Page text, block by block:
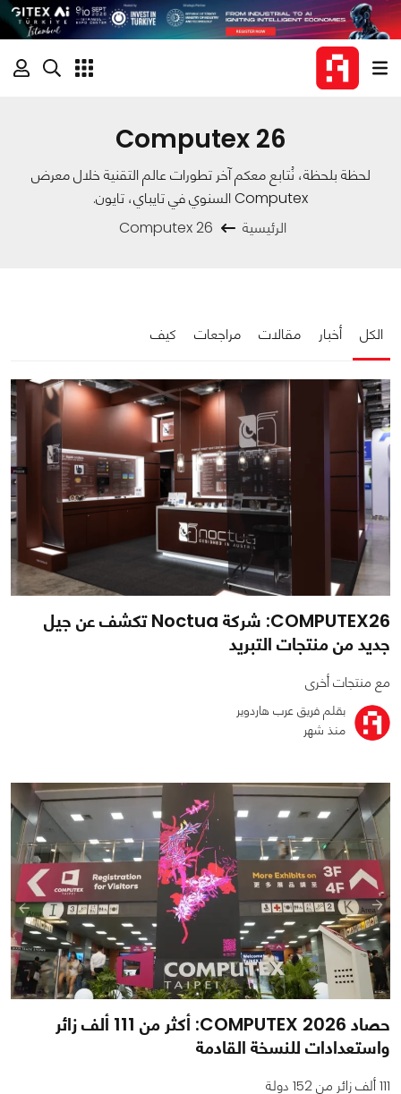
Computex 26
لحظة بلحظة، نُتابع معكم آخر تطورات عالم التقنية خلال معرض
Computex السنوي في تايباي، تايون.
الرئيسية
Computex 26
الكل أخبار مقالات مراجعات كيف
1206
0
COMPUTEX26: شركة Noctua تكشف عن جيل
جديد من منتجات التبريد
مع منتجات أخرى
بقلم فريق عرب هاردوير
منذ شهر
حصاد COMPUTEX 2026: أكثر من 111 ألف زائر
واستعدادات للنسخة القادمة
111 ألف زائر من 152 دولة